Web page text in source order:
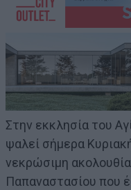
Στην εκκλησία του
ψαλεί σήμερα
νεκρώσιμη
Παπαναστασίου που